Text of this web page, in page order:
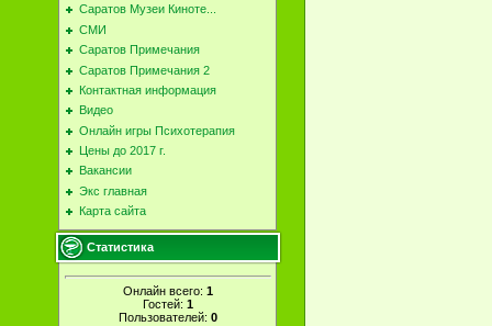
Саратов Музеи Киноте...
СМИ
Саратов Примечания
Саратов Примечания 2
Контактная информация
Видео
Онлайн игры Психотерапия
Цены до 2017 г.
Вакансии
Экс главная
Карта сайта
Статистика
Онлайн всего: 1
Гостей: 1
Пользователей: 0